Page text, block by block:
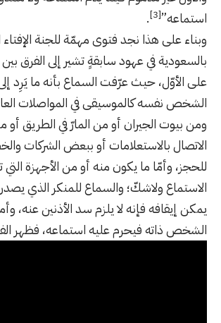
استماعه”[3]
.
وبناء على هذا نجد فتوى مهمّة للجنة الإفتاء
بالسعودية في عهود سابقةٍ تشير إلى الفرق بين
على الأوّل، حيث عرّفت السماع بأنه ما يَرِد
الشخص نفسه كالموسيقى في المواصلات
ومن بيوت الجيران أو من المارّ في الطريق
الاتصال بالاستعلامات أو ببعض الشركات
للحجز، وأمّا ما يكون منه أو من الأجهزة
الاستماع ولاشكّ؛ والسماع للمنكر الذي يصدر
يمكن إيقافه فإنه لا يلزم سد الأذنين عنه،
الشخص ذاته فيحرم عليه استماعه، فظهر